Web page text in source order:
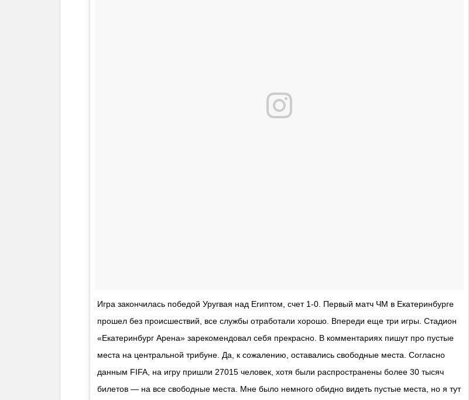
Игра закончилась победой Уругвая над Египтом, счет 1-0. Первый матч ЧМ в Екатеринбурге
прошел без происшествий, все службы отработали хорошо. Впереди еще три игры. Стадион
«Екатеринбург Арена» зарекомендовал себя прекрасно. В комментариях пишут про пустые
места на центральной трибуне. Да, к сожалению, оставались свободные места. Согласно
данным FIFA, на игру пришли 27015 человек, хотя были распространены более 30 тысяч
билетов — на все свободные места. Мне было немного обидно видеть пустые места, но я тут